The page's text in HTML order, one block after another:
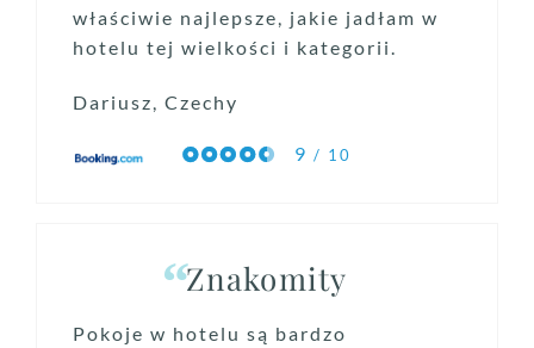
właściwie najlepsze, jakie jadłam w
hotelu tej wielkości i kategorii.
Dariusz, Czechy
9 / 10
Znakomity
Pokoje w hotelu są bardzo